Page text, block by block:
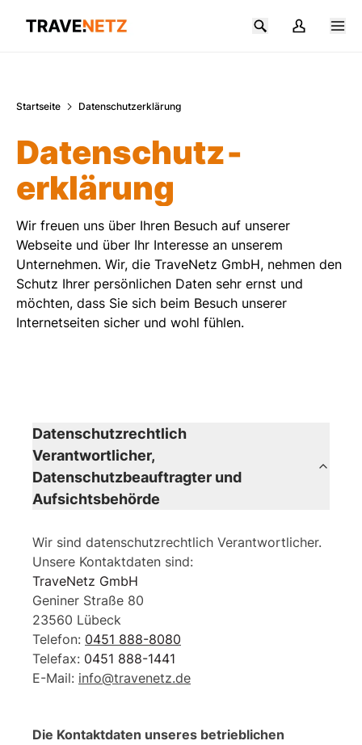
Startseite Datenschutzerklärung
Datenschutz­
erklärung
Wir freuen uns über Ihren Besuch auf unserer
Webseite und über Ihr Interesse an unserem
Unternehmen. Wir, die TraveNetz GmbH, nehmen den
Schutz Ihrer persönlichen Daten sehr ernst und
möchten, dass Sie sich beim Besuch unserer
Internetseiten sicher und wohl fühlen.
Datenschutzrechtlich
Verantwortlicher,
Datenschutzbeauftragter und
Aufsichtsbehörde
Wir sind datenschutzrechtlich Verantwortlicher.
Unsere Kontaktdaten sind:
TraveNetz GmbH
Geniner Straße 80
23560 Lübeck
Telefon: 0451 888-8080
Telefax: 0451 888-1441
E-Mail: info@travenetz.de
Die Kontaktdaten unseres betrieblichen